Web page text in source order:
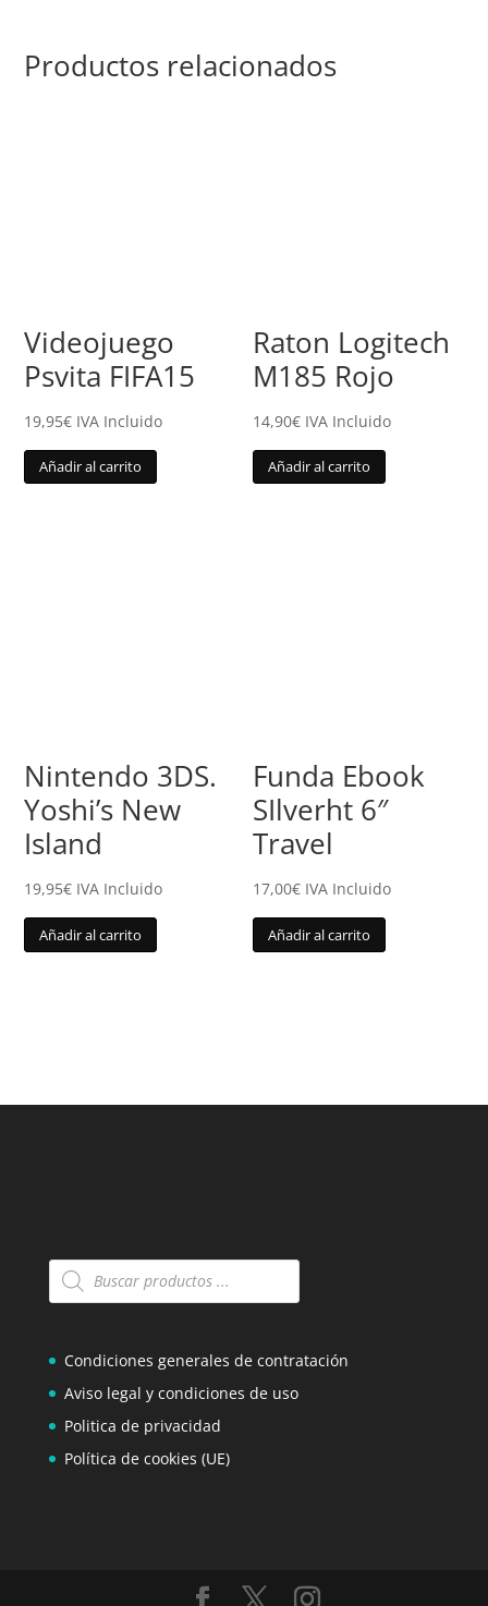
Productos relacionados
Videojuego
Psvita FIFA15
19,95€ IVA Incluido
Añadir al carrito
Raton Logitech
M185 Rojo
14,90€ IVA Incluido
Añadir al carrito
Nintendo 3DS.
Yoshi’s New
Island
19,95€ IVA Incluido
Añadir al carrito
Funda Ebook
SIlverht 6″
Travel
17,00€ IVA Incluido
Añadir al carrito
Búsqueda
Condiciones generales de contratación
Aviso legal y condiciones de uso
Politica de privacidad
Política de cookies (UE)